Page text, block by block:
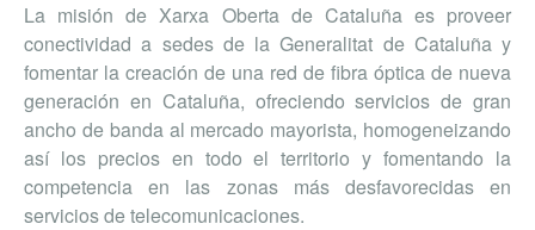
La misión de Xarxa Oberta de Cataluña es proveer
conectividad a sedes de la Generalitat de Cataluña y
fomentar la creación de una red de fibra óptica de nueva
generación en Cataluña, ofreciendo servicios de gran
ancho de banda al mercado mayorista, homogeneizando
así los precios en todo el territorio y fomentando la
competencia en las zonas más desfavorecidas en
servicios de telecomunicaciones.